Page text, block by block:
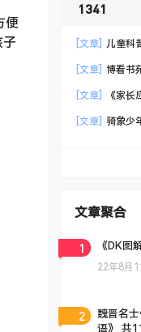
便
1341
[文章]
儿童科
[文章]
博看书
[文章]
《家长
[文章]
骑象少
文章聚合
1 《DK图
22年8月
2
魏晋名
语》 共